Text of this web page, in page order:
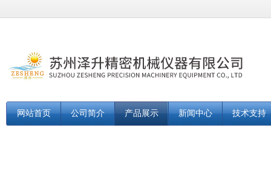
网站首页 公司简介 产品展示 新闻中心 技术支持